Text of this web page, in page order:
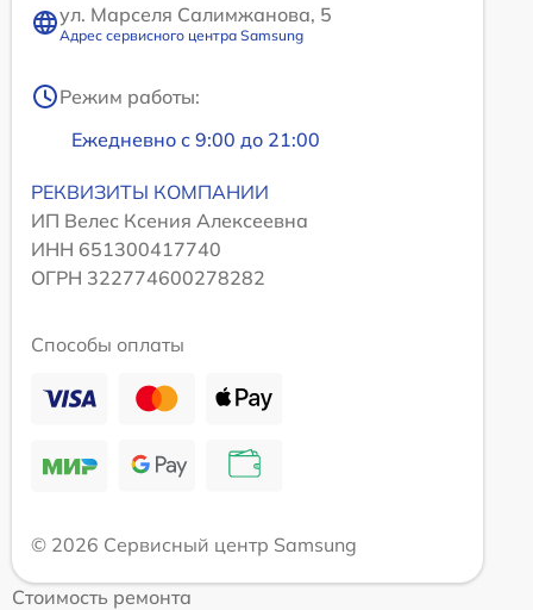
ул. Марселя Салимжанова, 5
Адрес сервисного центра Samsung
Режим работы:
Ежедневно с 9:00 до 21:00
РЕКВИЗИТЫ КОМПАНИИ
ИП Велес Ксения Алексеевна
ИНН 651300417740
ОГРН 322774600278282
Способы оплаты
© 2026 Сервисный центр Samsung
Стоимость ремонта